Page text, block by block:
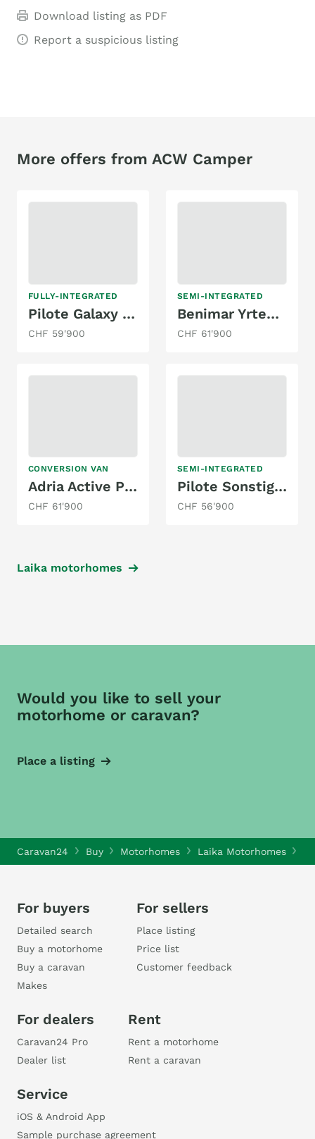
Download listing as PDF
Report a suspicious listing
More offers from ACW Camper
FULLY-INTEGRATED
Pilote Galaxy G 720 FC Essentiel Model 2020
CHF 59'900
SEMI-INTEGRATED
Benimar Yrteo Y861
CHF 61'900
CONVERSION VAN
Adria Active Pro 170 PS
CHF 61'900
SEMI-INTEGRATED
Pilote Sonstige P 726 Essentiel
CHF 56'900
Laika motorhomes
Would you like to sell your
motorhome or caravan?
Place a listing
Caravan24 Buy Motorhomes Laika Motorhomes
For buyers
Detailed search
Buy a motorhome
Buy a caravan
Makes
For sellers
Place listing
Price list
Customer feedback
For dealers
Caravan24 Pro
Dealer list
Rent
Rent a motorhome
Rent a caravan
Service
iOS & Android App
Sample purchase agreement